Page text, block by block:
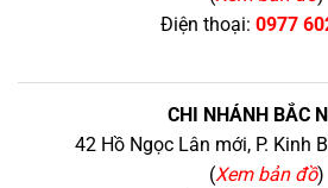
Điện thoại: 0977
CHI NHÁNH BẮC
42 Hồ Ngọc Lân mới, P. Kinh
(Xem bản đồ)